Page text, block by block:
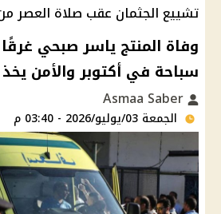
تشييع الجثمان عقب صلاة العصر
وفاة المنتج ياسر صبحي
سباحة في أكتوبر والأمن يخذ
الجمعة 03/يوليو/2026 - 03:40 م